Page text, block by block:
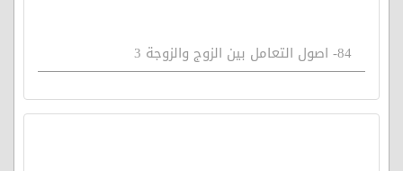
84- اصول التعامل بين الزوج والزوجة 3